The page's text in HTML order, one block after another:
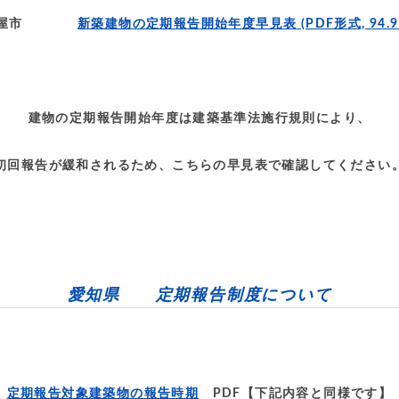
屋市 新築建物の定期報告開始年度早見表 (PDF形式,
建物の定期報告開始年度は建築基準法施行規則により、
回報告が緩和されるため、こちらの早見表で確認してください。
愛知県 定期報告制度について
定期報告対象建築物の報告時期 PDF【下記内容と同様です】